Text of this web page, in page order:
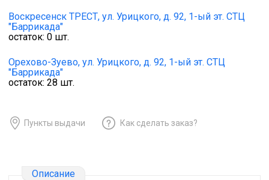
Воскресенск ТРЕСТ, ул. Урицкого, д. 92, 1-ый эт. СТЦ
"Баррикада"
остаток: 0 шт.
Орехово-Зуево, ул. Урицкого, д. 92, 1-ый эт. СТЦ
"Баррикада"
остаток: 28 шт.
Пункты выдачи Как сделать заказ?
Описание